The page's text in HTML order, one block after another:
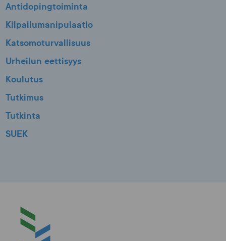
Antidopingtoiminta
Kilpailumanipulaatio
Katsomoturvallisuus
Urheilun eettisyys
Koulutus
Tutkimus
Tutkinta
SUEK